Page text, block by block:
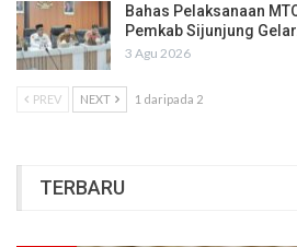
Bahas Pelaksanaan
Pemkab Sijunjung
3 Agu 2026
PREV NEXT 1 daripada 2
TERBARU